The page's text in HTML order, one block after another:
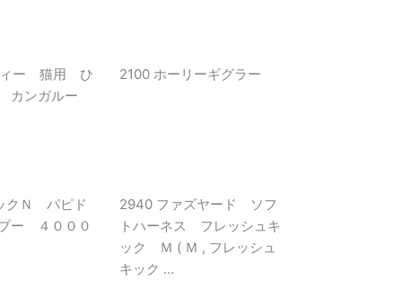
ィー 猫用 ひ
カンガルー
2100 ホーリーギグラー
クＮ パピド
ー ４０００
2940 ファズヤード ソフ
トハーネス フレッシュキ
ック Ｍ ( Ｍ , フレッシュ
キック …